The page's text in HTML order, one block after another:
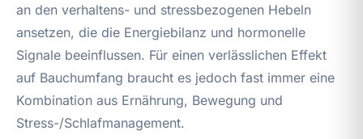
an den verhaltens- und stressbezogenen Hebeln
ansetzen, die die Energiebilanz und hormonelle
Signale beeinflussen. Für einen verlässlichen Effekt
auf Bauchumfang braucht es jedoch fast immer eine
Kombination aus Ernährung, Bewegung und
Stress-/Schlafmanagement.